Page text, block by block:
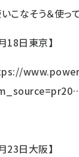
いこなそう＆使
18日東京】
23日大阪】